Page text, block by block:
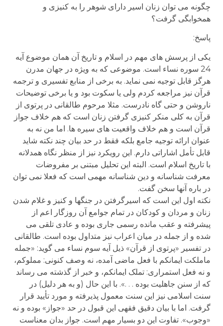
چگونه می توان زنان اسیر دارای شوهر را به کنیزی و
همخوابگی گرفت؟
پاسخ:
یکی از پرسش های مهم در اسلام و تاریخ آن همان موضوع آیه
24 سوره نساء است. موضوعی که به ویژه در جهان مدرن
هرگز قابل توجیه نمی نماید. به برخی از منابع تفسیری و ترجمه
قرآن نیز مراجعه کردم ولی یا سکوت بود و یا برخی توضیحات
ناروشن و حتی گاه نادرست. مثلا مرحوم طالقانی در پرتوی از
قرآن به کلی منکر کنیزی گرفتن زنان است که هم خلاف جواز
قرآن است و هم خلاف واقعیت های سیره ها. اما من نه به
عنوان ارائه توجیه جامع بلکه فقط در حد بیان چند نکته شاید
قابل تأمل اشاراتی دارم. این رویکرد نیز از منظر نگاه همدلانه
با تاریخ اسلام است. البته این تحلیل مبتنی بر مفروضات
معرفت شناسانه و دین شناسانه مهمی است که فعلا نمی توان
در باره آنها سخن گفت.
نکته اول این است که اسیرگرفتن در جنگها و کنیز و غلام شدن
زنان و مردان و کودکان در تمام جوامع آن روزگار اعم از
پیشرفته و عقب مانده رسمی جاری بوده و عادی تلقی می
شده و از جمله در میان اعراب نیز متداول بوده است. طالقانی
در تفسیر «پرتوی از قرآن» ذیل آیه سوم نساء می گوید: «جمله
ماملکت ایمانکم با فعل ماضی آمده، نه وصف کنونی: مملوکم،
و نه فعل استمراری: تملک ایمانکم، و خبر از گذشته می رساند
که از سنن جاهلیت بوده . . .». با این حال (و به هر دلیل) در
سنت اسلامی نیز این سنت معمول پذیرفته و مورد تأیید قرار
گرفت. اما با بیان دقیق فقهی این قبول در حد «جواز» بوده و نه
«وجوب». تفاوت این دو بسیار مهم است. جواز بدان معناست